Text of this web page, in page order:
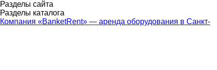
Разделы сайта
Разделы каталога
Компания «BanketRent» — аренда оборудования в Санкт-